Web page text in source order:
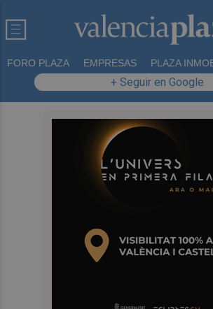
FORO PLAZA EMPRESAS PLAZA
+ Seguir en Google